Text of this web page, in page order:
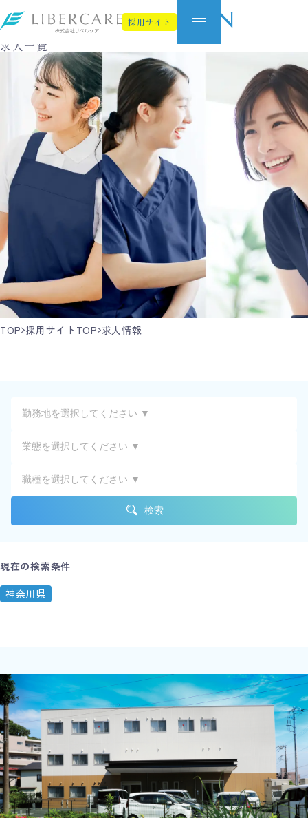
採用サイト
Job Information
求人一覧
TOP 採用サイトTOP 求人情報
検索
現在の検索条件
神奈川県